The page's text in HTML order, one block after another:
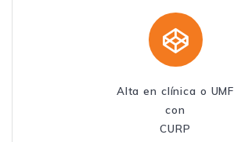
Alta en clínica o UMF
con
CURP